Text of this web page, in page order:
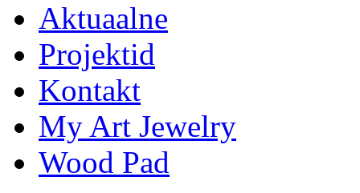
Aktuaalne
Projektid
Kontakt
My Art Jewelry
Wood Pad